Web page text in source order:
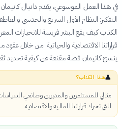
في هذا العمل الموسوعي، يقدم دانيال
التفكير: النظام الأول السريع والحدسي
الكتاب كيف يقع البشر فريسة للانحيازات
قراراتنا الاقتصادية والحياتية. من خلال
ينسج كانيمان قصة مقنعة عن كيفية تحديد
👤هذا الكتاب؟
مثالي للمستثمرين والمديرين وصانعي
التي تحرك قراراتنا المالية والاقتصادية.